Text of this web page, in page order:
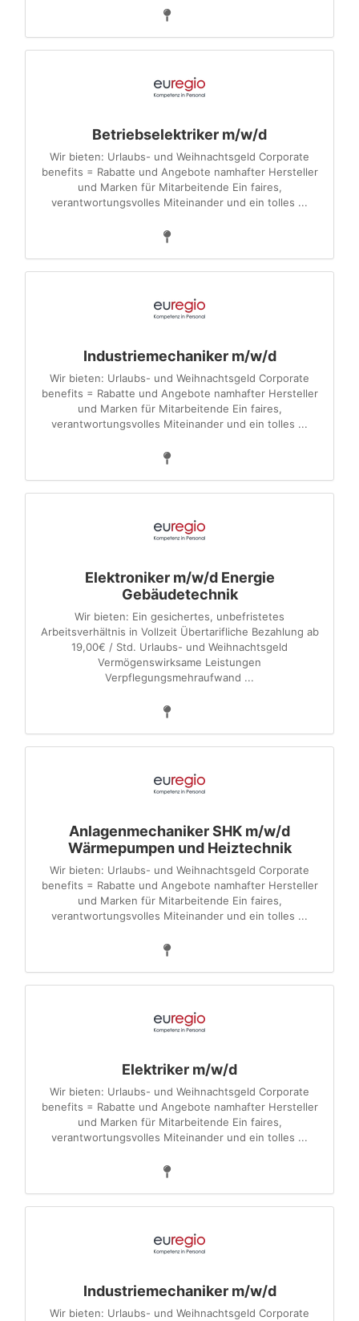
Betriebselektriker m/w/d
Wir bieten: Urlaubs- und Weihnachtsgeld Corporate
benefits = Rabatte und Angebote namhafter Hersteller
und Marken für Mitarbeitende Ein faires,
verantwortungsvolles Miteinander und ein tolles ...
Industriemechaniker m/w/d
Wir bieten: Urlaubs- und Weihnachtsgeld Corporate
benefits = Rabatte und Angebote namhafter Hersteller
und Marken für Mitarbeitende Ein faires,
verantwortungsvolles Miteinander und ein tolles ...
Elektroniker m/w/d Energie
Gebäudetechnik
Wir bieten: Ein gesichertes, unbefristetes
Arbeitsverhältnis in Vollzeit Übertarifliche Bezahlung ab
19,00€ / Std. Urlaubs- und Weihnachtsgeld
Vermögenswirksame Leistungen
Verpflegungsmehraufwand ...
Anlagenmechaniker SHK m/w/d
Wärmepumpen und Heiztechnik
Wir bieten: Urlaubs- und Weihnachtsgeld Corporate
benefits = Rabatte und Angebote namhafter Hersteller
und Marken für Mitarbeitende Ein faires,
verantwortungsvolles Miteinander und ein tolles ...
Elektriker m/w/d
Wir bieten: Urlaubs- und Weihnachtsgeld Corporate
benefits = Rabatte und Angebote namhafter Hersteller
und Marken für Mitarbeitende Ein faires,
verantwortungsvolles Miteinander und ein tolles ...
Industriemechaniker m/w/d
Wir bieten: Urlaubs- und Weihnachtsgeld Corporate